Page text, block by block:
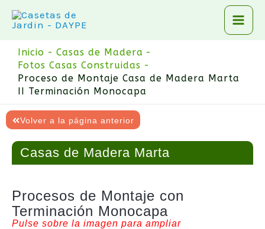
contenido
Inicio
Casas de Madera
Fotos Casas Construidas
Proceso de Montaje Casa de Madera Marta
II Terminación Monocapa
Volver a la página anterior
Casas de Madera Marta
Procesos de Montaje con
Terminación Monocapa
Pulse sobre la imagen para ampliar